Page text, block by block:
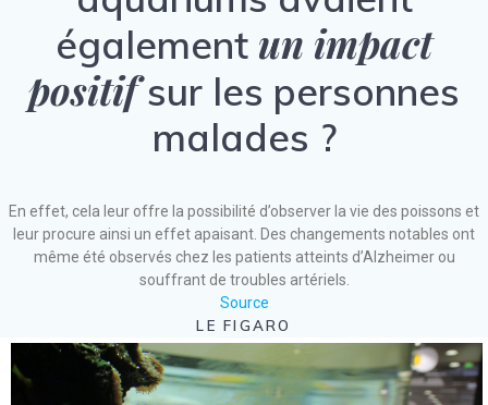
également un impact
positifsur les personnes
malades ?
En effet, cela leur offre la possibilité d’observer la vie des poissons et
leur procure ainsi un effet apaisant. Des changements notables ont
même été observés chez les patients atteints d’Alzheimer ou
souffrant de troubles artériels.
Source
LE FIGARO